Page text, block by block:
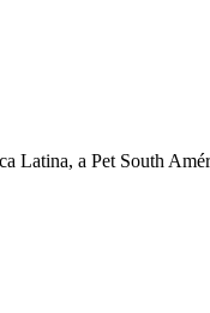
Latina, a Pet South